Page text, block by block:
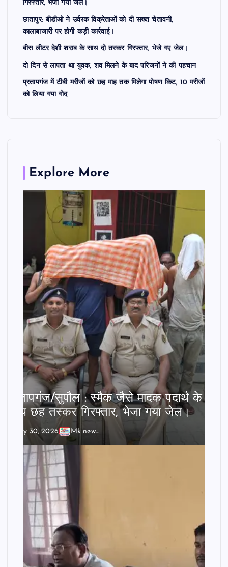
गिरफ्तार, भेजा गया जेल।
छातापुर: बीडीओ ने उर्वरक विक्रेताओं को दी सख्त चेतावनी,
कालाबाजारी पर होगी कड़ी कार्रवाई।
बीस लीटर देशी शराब के साथ दो तस्कर गिरफ्तार, भेजे गए जेल।
दो दिन से लापता था युवक, शव मिलने के बाद परिजनों ने की पहचान
प्रतापगंज में टीबी मरीजों को छह माह तक मिलेगा पोषण किट, 10 मरीजों
को लिया गया गोद
Explore More
प्रतापगंज/सुपौल : स्मैक जैसे मादक पदार्थ के
साथ छह तस्कर गिरफ्तार, भेजा गया जेल।
July 30, 2026 Mk news India